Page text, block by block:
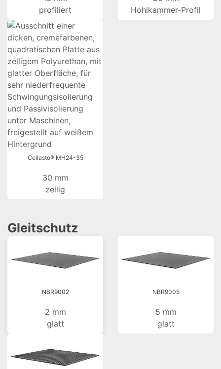
profiliert
Hohlkammer-Profil
Cellasto® MH24-35
30 mm
zellig
Gleitschutz
NBR9002
2 mm
glatt
NBR9005
5 mm
glatt